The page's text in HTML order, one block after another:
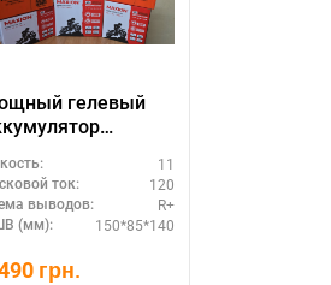
гелевый
12V 11A
YTZ12S GEL)11
ток: 120
выводов: R+
(мм): 150*85*140
грн.